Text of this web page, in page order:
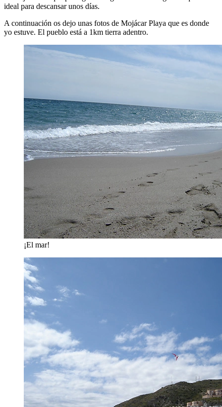
ideal para descansar unos días.
A continuación os dejo unas fotos de Mojácar Playa que es donde
yo estuve. El pueblo está a 1km tierra adentro.
¡El mar!